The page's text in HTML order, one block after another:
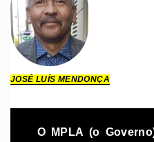
JOSÉ LUÍS MENDONÇA
O MPLA (o